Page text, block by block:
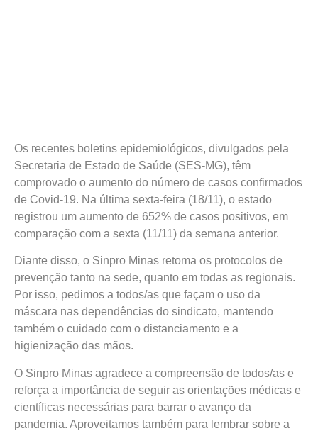
Os recentes boletins epidemiológicos, divulgados pela
Secretaria de Estado de Saúde (SES-MG), têm
comprovado o aumento do número de casos confirmados
de Covid-19. Na última sexta-feira (18/11), o estado
registrou um aumento de 652% de casos positivos, em
comparação com a sexta (11/11) da semana anterior.
Diante disso, o Sinpro Minas retoma os protocolos de
prevenção tanto na sede, quanto em todas as regionais.
Por isso, pedimos a todos/as que façam o uso da
máscara nas dependências do sindicato, mantendo
também o cuidado com o distanciamento e a
higienização das mãos.
O Sinpro Minas agradece a compreensão de todos/as e
reforça a importância de seguir as orientações médicas e
científicas necessárias para barrar o avanço da
pandemia. Aproveitamos também para lembrar sobre a